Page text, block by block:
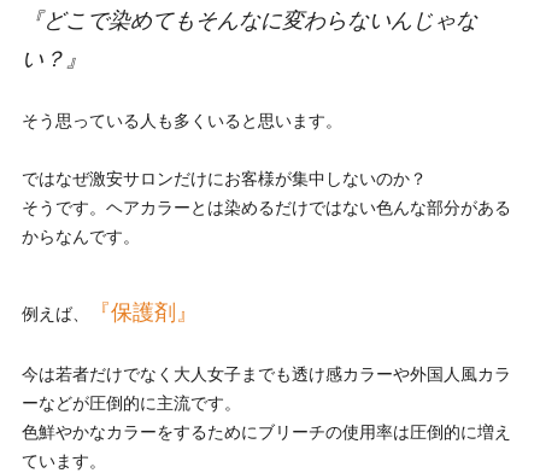
『どこで染めてもそんなに変わらないんじゃな
い？』
そう思っている人も多くいると思います。
ではなぜ激安サロンだけにお客様が集中しないのか？
そうです。ヘアカラーとは染めるだけではない色んな部分がある
からなんです。
例えば、 『保護剤』
今は若者だけでなく大人女子までも透け感カラーや外国人風カラ
ーなどが圧倒的に主流です。
色鮮やかなカラーをするためにブリーチの使用率は圧倒的に増え
ています。